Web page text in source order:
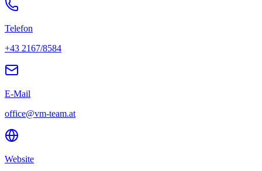
Telefon
+43 2167/8584
E-Mail
office@vm-team.at
Website